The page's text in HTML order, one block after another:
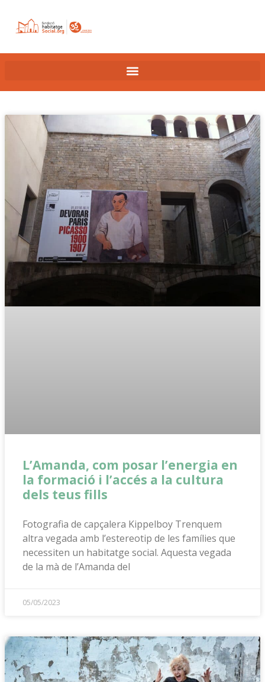
L’Amanda, com posar l’energia en
la formació i l’accés a la cultura
dels teus fills
Fotografia de capçalera Kippelboy Trenquem
altra vegada amb l’estereotip de les famílies que
necessiten un habitatge social. Aquesta vegada
de la mà de l’Amanda del
05/05/2023